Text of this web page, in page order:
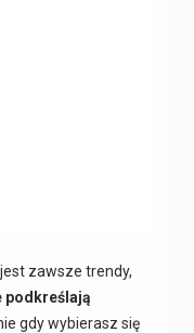
zawsze trendy,
podkreślają
gdy wybierasz się